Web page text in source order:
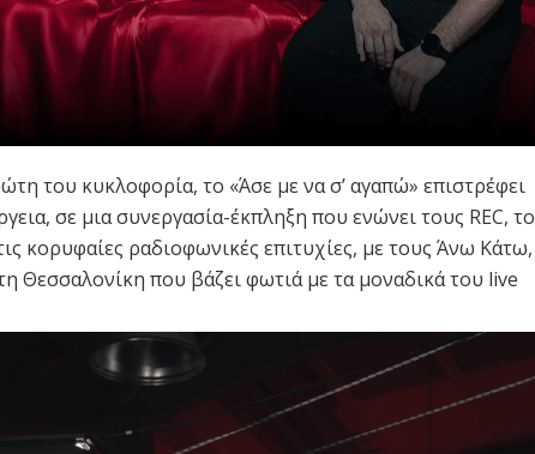
του κυκλοφορία, το «Άσε με να σ’ αγαπώ» επιστρέφει
σε μια συνεργασία-έκπληξη που ενώνει τους REC, το
κορυφαίες ραδιοφωνικές επιτυχίες, με τους Άνω Κάτω,
Θεσσαλονίκη που βάζει φωτιά με τα μοναδικά του live